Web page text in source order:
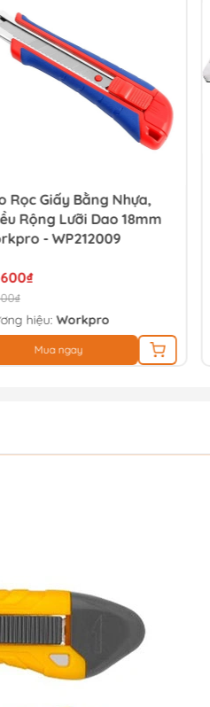
Rọc Giấy Bằng Nhựa,
Rộng Lưỡi Dao 18mm
- WP212009
hiệu:Workpro
Mua ngay